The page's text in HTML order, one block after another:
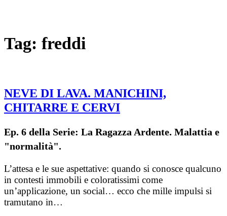
Tag: freddi
NEVE DI LAVA. MANICHINI,
CHITARRE E CERVI
Ep. 6 della Serie: La Ragazza Ardente. Malattia e
"normalità".
L’attesa e le sue aspettative: quando si conosce qualcuno
in contesti immobili e coloratissimi come
un’applicazione, un social… ecco che mille impulsi si
tramutano in…